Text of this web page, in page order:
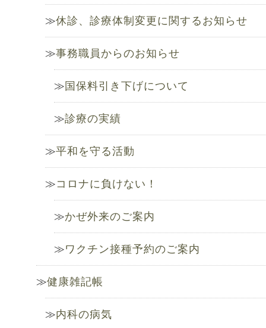
休診、診療体制変更に関するお知らせ
事務職員からのお知らせ
国保料引き下げについて
診療の実績
平和を守る活動
コロナに負けない！
かぜ外来のご案内
ワクチン接種予約のご案内
健康雑記帳
内科の病気